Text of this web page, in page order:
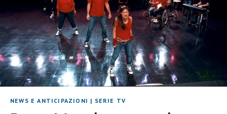
NEWS E ANTICIPAZIONI | SERIE TV